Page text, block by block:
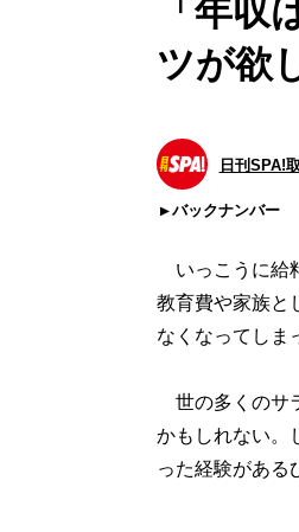
「年
ツが欲
日刊SPA!
バックナンバー
いっこうに給
教育費や家族と
なくなってしま
世の多くのサ
かもしれない。
った経験がある